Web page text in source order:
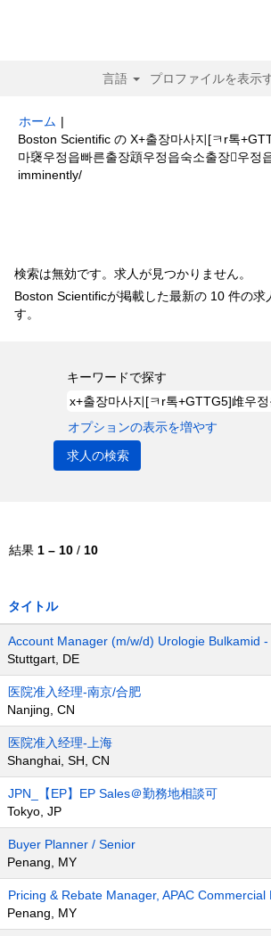
言語 プロファイルを表示
ホーム |
Boston Scientific の X+출장마사지[ㅋr톡
마襃우정읍빠른출장顁우정읍숙소출장
imminently/(現
検索は無効です。求人が見つかりません。
Boston Scientificが掲載した最新の 10 件の求
す。
キーワードで探す
オプションの表示を増やす
結果 1 – 10 / 10
タイトル
Account Manager (m/w/d) Urologie Bulkamid
Stuttgart, DE
医院准入经理-南京/合肥
Nanjing, CN
医院准入经理-上海
Shanghai, SH, CN
JPN_【EP】EP Sales＠勤務地相談可
Tokyo, JP
Buyer Planner / Senior
Penang, MY
Pricing & Rebate Manager, APAC Commercial
Penang, MY